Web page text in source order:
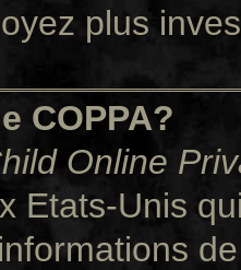
plus
COPPA?
Online
Etats-Unis